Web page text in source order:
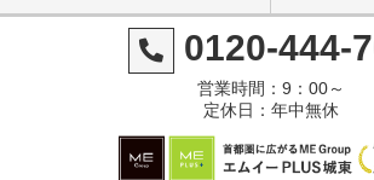
0120-444-
営業時間：9：00～
定休日：年中無休